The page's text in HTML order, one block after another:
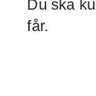
Du ska
får.